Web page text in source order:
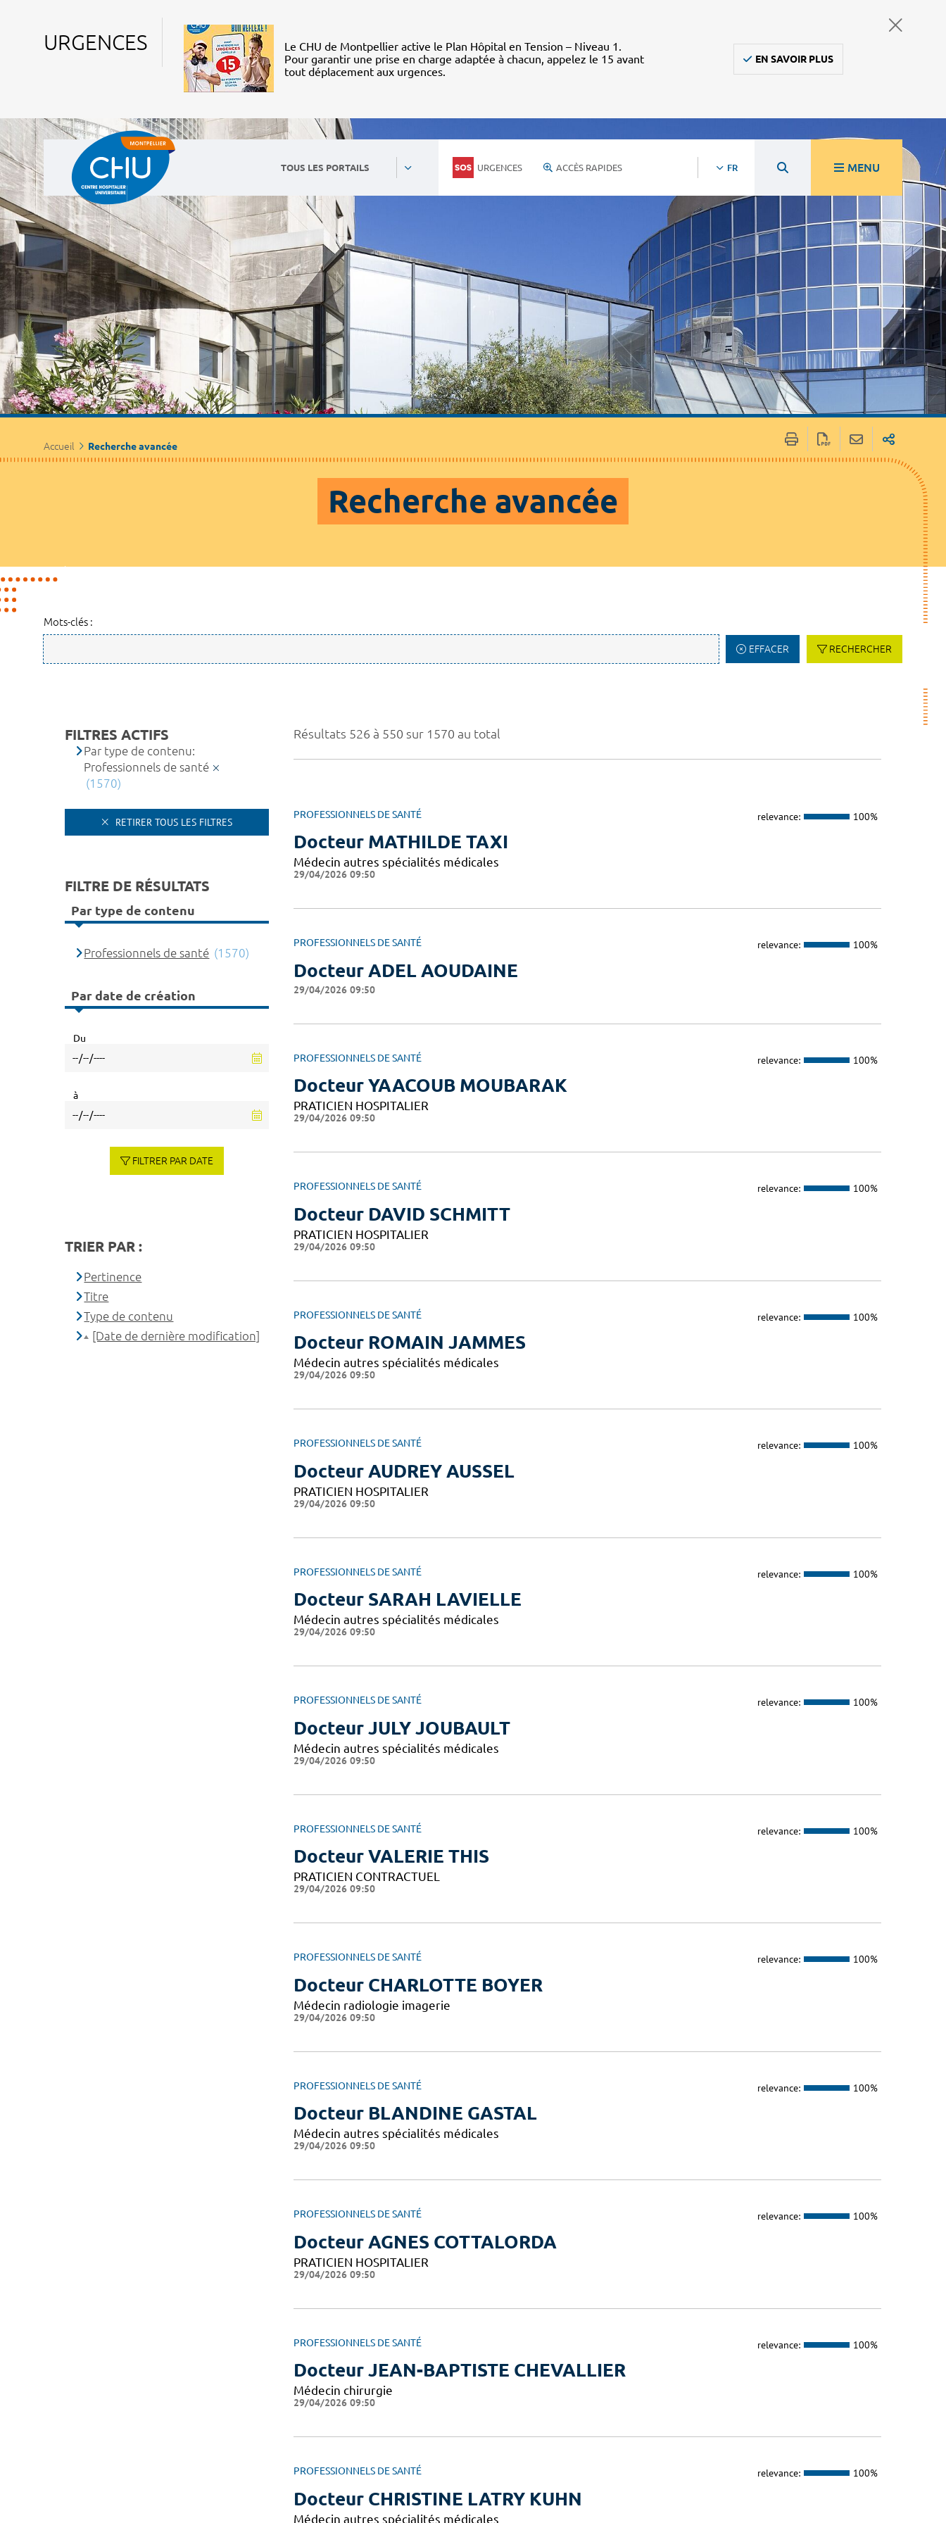
URGENCES
Le CHU de Montpellier active le Plan Hôpital en Tension – Niveau 1.
Pour garantir une prise en charge adaptée à chacun, appelez le 15 avant
tout déplacement aux urgences.
EN SAVOIR PLUS
TOUS LES PORTAILS URGENCES ACCÈS RAPIDES FR MENU
Accueil Recherche avancée
Recherche avancée
Mots-clés :
EFFACER RECHERCHER
Résultats 526 à 550 sur 1570 au total
PROFESSIONNELS DE SANTÉ relevance: 100%
Docteur MATHILDE TAXI
Médecin autres spécialités médicales
29/04/2026 09:50
PROFESSIONNELS DE SANTÉ relevance: 100%
Docteur ADEL AOUDAINE
29/04/2026 09:50
PROFESSIONNELS DE SANTÉ relevance: 100%
Docteur YAACOUB MOUBARAK
PRATICIEN HOSPITALIER
29/04/2026 09:50
PROFESSIONNELS DE SANTÉ relevance: 100%
Docteur DAVID SCHMITT
PRATICIEN HOSPITALIER
29/04/2026 09:50
PROFESSIONNELS DE SANTÉ relevance: 100%
Docteur ROMAIN JAMMES
Médecin autres spécialités médicales
29/04/2026 09:50
PROFESSIONNELS DE SANTÉ relevance: 100%
Docteur AUDREY AUSSEL
PRATICIEN HOSPITALIER
29/04/2026 09:50
PROFESSIONNELS DE SANTÉ relevance: 100%
Docteur SARAH LAVIELLE
Médecin autres spécialités médicales
29/04/2026 09:50
PROFESSIONNELS DE SANTÉ relevance: 100%
Docteur JULY JOUBAULT
Médecin autres spécialités médicales
29/04/2026 09:50
PROFESSIONNELS DE SANTÉ relevance: 100%
Docteur VALERIE THIS
PRATICIEN CONTRACTUEL
29/04/2026 09:50
PROFESSIONNELS DE SANTÉ relevance: 100%
Docteur CHARLOTTE BOYER
Médecin radiologie imagerie
29/04/2026 09:50
PROFESSIONNELS DE SANTÉ relevance: 100%
Docteur BLANDINE GASTAL
Médecin autres spécialités médicales
29/04/2026 09:50
PROFESSIONNELS DE SANTÉ relevance: 100%
Docteur AGNES COTTALORDA
PRATICIEN HOSPITALIER
29/04/2026 09:50
PROFESSIONNELS DE SANTÉ relevance: 100%
Docteur JEAN-BAPTISTE CHEVALLIER
Médecin chirurgie
29/04/2026 09:50
PROFESSIONNELS DE SANTÉ relevance: 100%
Docteur CHRISTINE LATRY KUHN
Médecin autres spécialités médicales
FILTRES ACTIFS
Par type de contenu:
Professionnels de santé
(1570)
RETIRER TOUS LES FILTRES
FILTRE DE RÉSULTATS
Par type de contenu
Professionnels de santé (1570)
Par date de création
Du
à
FILTRER PAR DATE
TRIER PAR :
Pertinence
Titre
Type de contenu
[Date de dernière modification]